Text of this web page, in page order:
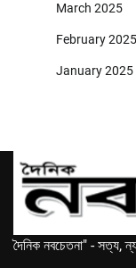
March 2025
February 2025
January 2025
দৈনিক নবচেতনা" - সত্য,